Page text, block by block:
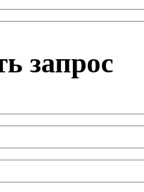
запрос